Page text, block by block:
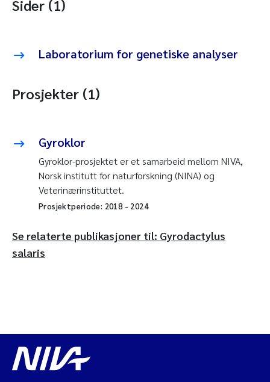
Sider (1)
Laboratorium for genetiske analyser
Prosjekter (1)
Gyroklor
Gyroklor-prosjektet er et samarbeid mellom NIVA,
Norsk institutt for naturforskning (NINA) og
Veterinærinstituttet.
Prosjektperiode: 2018 - 2024
Se relaterte publikasjoner til: Gyrodactylus
salaris